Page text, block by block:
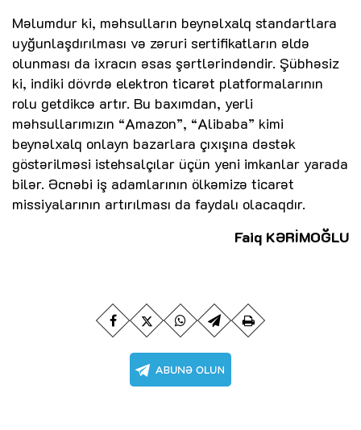
Məlumdur ki, məhsulların beynəlxalq standartlara
uyğunlaşdırılması və zəruri sertifikatların əldə
olunması da ixracın əsas şərtlərindəndir. Şübhəsiz
ki, indiki dövrdə elektron ticarət platformalarının
rolu getdikcə artır. Bu baxımdan, yerli
məhsullarımızın “Amazon”, “Alibaba” kimi
beynəlxalq onlayn bazarlara çıxışına dəstək
göstərilməsi istehsalçılar üçün yeni imkanlar yarada
bilər. Əcnəbi iş adamlarının ölkəmizə ticarət
missiyalarının artırılması da faydalı olacaqdır.
Faiq KƏRİMOĞLU